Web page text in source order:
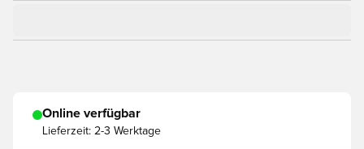
Online verfügbar
Lieferzeit: 2-3 Werktage